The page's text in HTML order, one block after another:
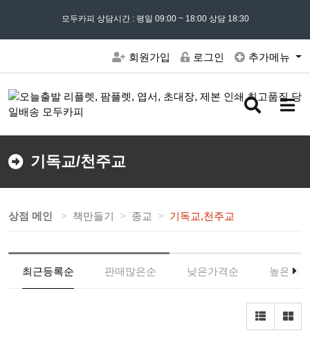
모든 문의는02) 302 - 7797및 ' 견적문의 ' 게시판을 이용해주세요
모두카피 상담시간 : 평일 09:00 ~ 18:00 상담 18:30
회원가입 로그인 추가메뉴
검
버
메
버
기독교/천주교
상점 메인 책만들기 종교 기독교,천주교
최근등록순 판매많은순 낮은가격순 높은가